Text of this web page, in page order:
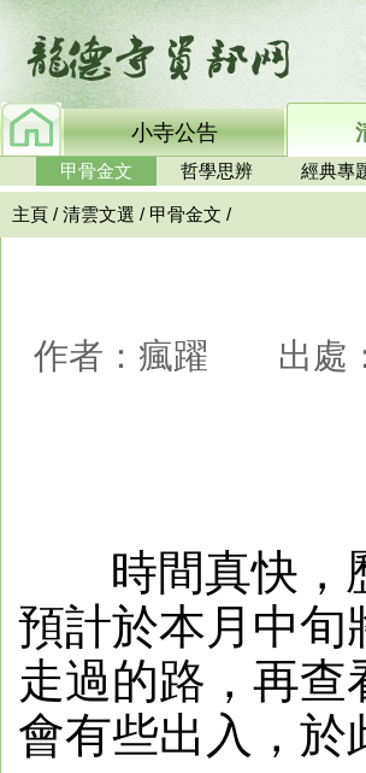
小寺公告
甲骨金文 哲學思辨 經典專
主頁 / 清雲文選 / 甲骨金文 /
作者：瘋躍 出處
時間真快，歷
預計於本月中旬
走過的路，再
會有些出入，於